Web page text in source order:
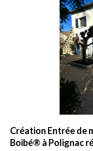
Création Entrée de
Boibé® à Polignac